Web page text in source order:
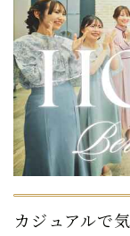
カジュアルで